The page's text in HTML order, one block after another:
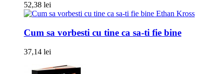
52,38 lei
Ethan Kross
Cum sa vorbesti cu tine ca sa-ti fie bine
37,14 lei